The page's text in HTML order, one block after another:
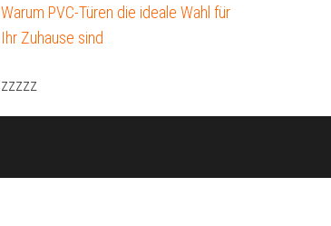
Warum PVC-Türen die ideale Wahl für
Ihr Zuhause sind
zzzzz